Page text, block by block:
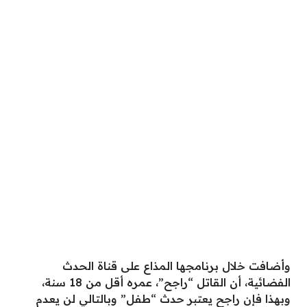
وأضافت خلال برنامجها المذاع على قناة الحدث
الفضائية، أن القاتل “راجح”، عمره أقل من 18 سنة،
وبهذا فإن راجح يعتبر حدث “طفل” وبالتالي لن يعدم